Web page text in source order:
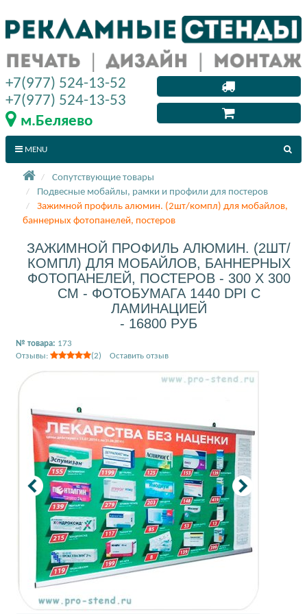
Сопутствующие товары
Подвесные мобайлы, рамки и профили для постеров
Зажимной профиль алюмин. (2шт/компл) для мобайлов,
баннерных фотопанелей, постеров
ЗАЖИМНОЙ ПРОФИЛЬ АЛЮМИН. (2ШТ/
КОМПЛ) ДЛЯ МОБАЙЛОВ, БАННЕРНЫХ
ФОТОПАНЕЛЕЙ, ПОСТЕРОВ - 300 X 300
СМ - ФОТОБУМАГА 1440 DPI С
ЛАМИНАЦИЕЙ
- 16800 РУБ
№ товара: 173
Отзывы:
(2) Оставить отзыв
+7(977) 524-13-52
+7(977) 524-13-53
м.Беляево
MENU